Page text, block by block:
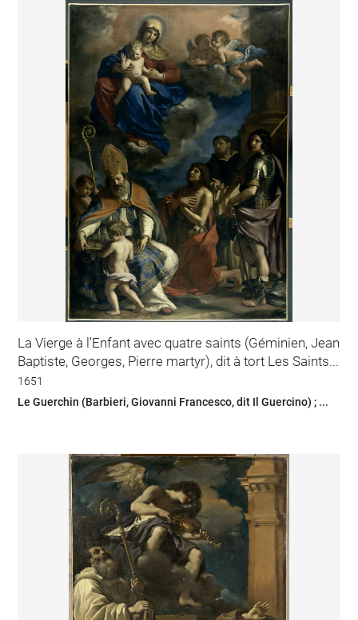
La Vierge à l'Enfant avec quatre saints (Géminien, Jean
Baptiste, Georges, Pierre martyr), dit à tort Les Saints...
1651
Le Guerchin (Barbieri, Giovanni Francesco, dit Il Guercino) ; ...